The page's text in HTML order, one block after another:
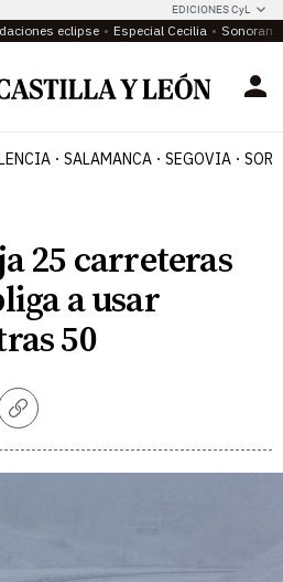
EDICIONES CyL
eclipse Especial Cecilia
SALAMANCA SEGOVIA
25 carreteras
a usar
50
Copiar